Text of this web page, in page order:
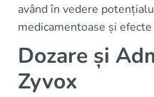
având în vedere
medicamentoase și
Dozare și
Zyvox